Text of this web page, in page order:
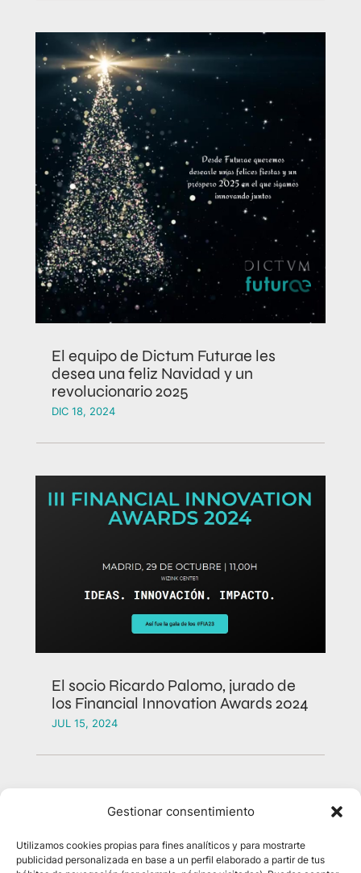
Gestionar consentimiento
Utilizamos cookies propias para fines analíticos y para mostrarte
publicidad personalizada en base a un perfil elaborado a partir de tus
El equipo de Dictum Futurae les
desea una feliz Navidad y un
revolucionario 2025
DIC 18, 2024
El socio Ricardo Palomo, jurado de
los Financial Innovation Awards 2024
JUL 15, 2024